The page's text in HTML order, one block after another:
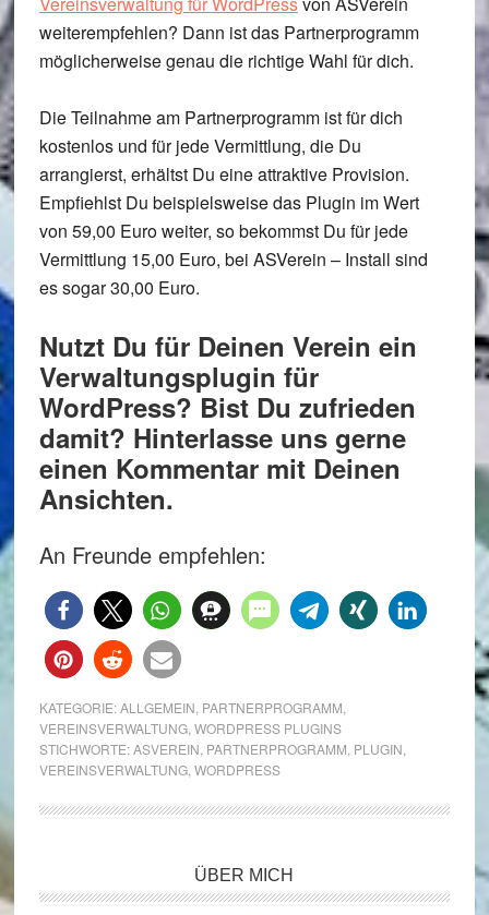
weiterempfehlen? Dann ist das Partnerprogramm
möglicherweise genau die richtige Wahl für dich.
Die Teilnahme am Partnerprogramm ist für dich
kostenlos und für jede Vermittlung, die Du
arrangierst, erhältst Du eine attraktive Provision.
Empfiehlst Du beispielsweise das Plugin im Wert
von 59,00 Euro weiter, so bekommst Du für jede
Vermittlung 15,00 Euro, bei ASVerein – Install sind
es sogar 30,00 Euro.
Nutzt Du für Deinen Verein ein
Verwaltungsplugin für
WordPress? Bist Du zufrieden
damit? Hinterlasse uns gerne
einen Kommentar mit Deinen
Ansichten.
An Freunde empfehlen:
KATEGORIE:ALLGEMEIN PARTNERPROGRAMM
VEREINSVERWALTUNG, WORDPRESS PLUGINS
STICHWORTE:ASVEREIN PARTNERPROGRAMM PLUGIN
VEREINSVERWALTUNG, WORDPRESS
ÜBER MICH